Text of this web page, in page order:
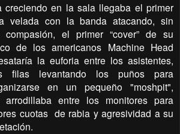
creciendo en la sala llegaba el primer
velada con la banda atacando, sin
el primer “cover” de su
de los americanos Machine Head
la euforia entre los asistentes,
filas levantando los puños para
en un pequeño "moshpit",
arrodillaba entre los monitores para
cuotas de rabia y agresividad a su